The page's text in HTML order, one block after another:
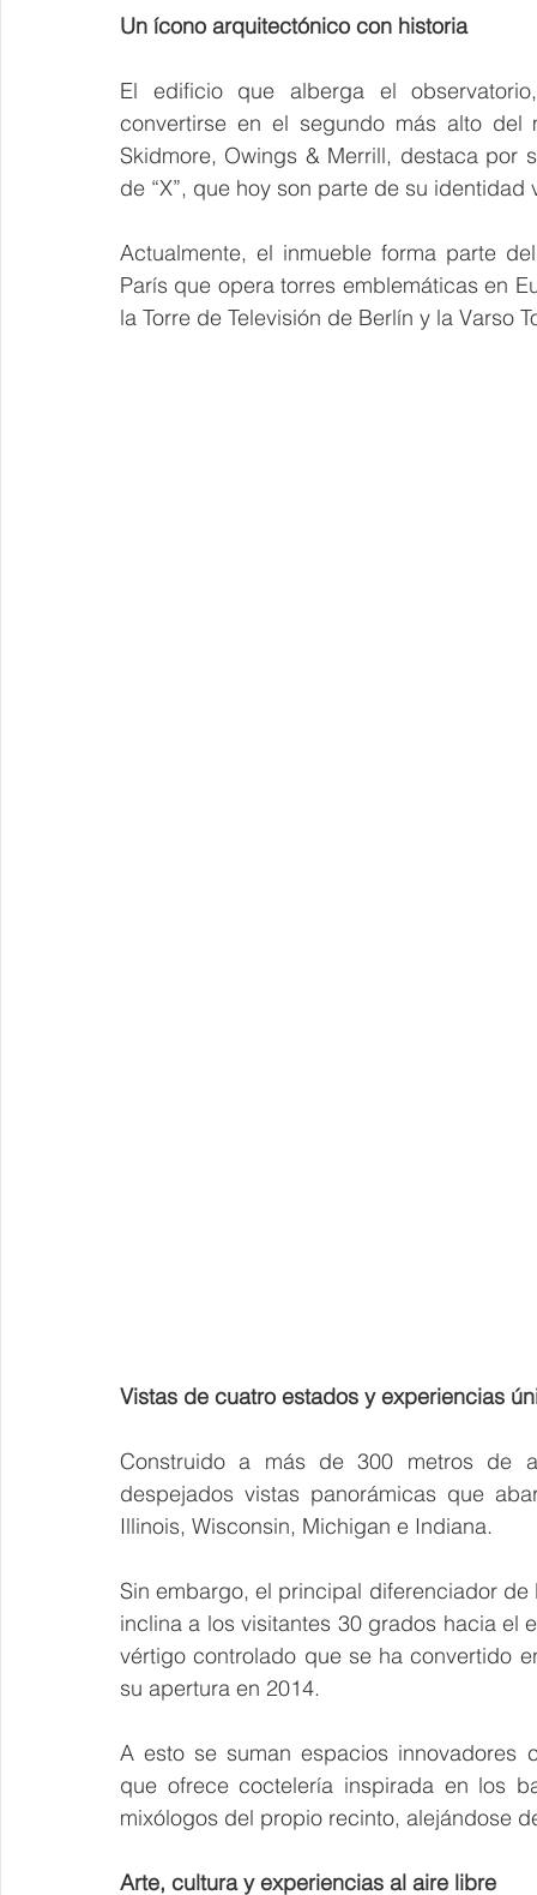
Un ícono arquitectónico con historia
El edificio que alberga el
convertirse en el segundo más alto
Skidmore, Owings & Merrill, destaca por
de “X”, que hoy son parte de su identidad
Actualmente, el inmueble forma parte
París que opera torres emblemáticas en
la Torre de Televisión de Berlín y la Varso
Vistas de cuatro estados y experiencias
Construido a más de 300 metros de
despejados vistas panorámicas que
Illinois, Wisconsin, Michigan e Indiana.
Sin embargo, el principal diferenciador de
inclina a los visitantes 30 grados hacia el
vértigo controlado que se ha convertido
su apertura en 2014.
A esto se suman espacios innovadores
que ofrece coctelería inspirada en los
mixólogos del propio recinto, alejándose
Arte, cultura y experiencias al aire libre